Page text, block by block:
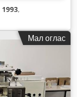
1993,
Мал оглас